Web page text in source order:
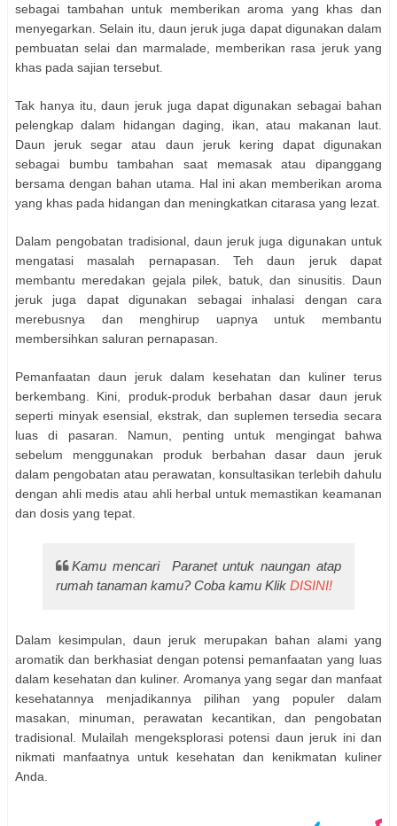
sebagai tambahan untuk memberikan aroma yang khas dan
menyegarkan. Selain itu, daun jeruk juga dapat digunakan dalam
pembuatan selai dan marmalade, memberikan rasa jeruk yang
khas pada sajian tersebut.
Tak hanya itu, daun jeruk juga dapat digunakan sebagai bahan
pelengkap dalam hidangan daging, ikan, atau makanan laut.
Daun jeruk segar atau daun jeruk kering dapat digunakan
sebagai bumbu tambahan saat memasak atau dipanggang
bersama dengan bahan utama. Hal ini akan memberikan aroma
yang khas pada hidangan dan meningkatkan citarasa yang lezat.
Dalam pengobatan tradisional, daun jeruk juga digunakan untuk
mengatasi masalah pernapasan. Teh daun jeruk dapat
membantu meredakan gejala pilek, batuk, dan sinusitis. Daun
jeruk juga dapat digunakan sebagai inhalasi dengan cara
merebusnya dan menghirup uapnya untuk membantu
membersihkan saluran pernapasan.
Pemanfaatan daun jeruk dalam kesehatan dan kuliner terus
berkembang. Kini, produk-produk berbahan dasar daun jeruk
seperti minyak esensial, ekstrak, dan suplemen tersedia secara
luas di pasaran. Namun, penting untuk mengingat bahwa
sebelum menggunakan produk berbahan dasar daun jeruk
dalam pengobatan atau perawatan, konsultasikan terlebih dahulu
dengan ahli medis atau ahli herbal untuk memastikan keamanan
dan dosis yang tepat.
Kamu mencari Paranet untuk naungan atap
rumah tanaman kamu? Coba kamu KlikDISINI!
Dalam kesimpulan, daun jeruk merupakan bahan alami yang
aromatik dan berkhasiat dengan potensi pemanfaatan yang luas
dalam kesehatan dan kuliner. Aromanya yang segar dan manfaat
kesehatannya menjadikannya pilihan yang populer dalam
masakan, minuman, perawatan kecantikan, dan pengobatan
tradisional. Mulailah mengeksplorasi potensi daun jeruk ini dan
nikmati manfaatnya untuk kesehatan dan kenikmatan kuliner
Anda.